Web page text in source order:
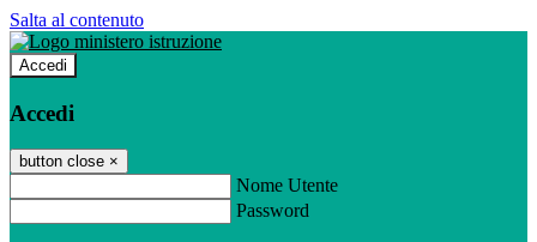
Salta al contenuto
Accedi
Accedi
button close ×
Nome Utente
Password